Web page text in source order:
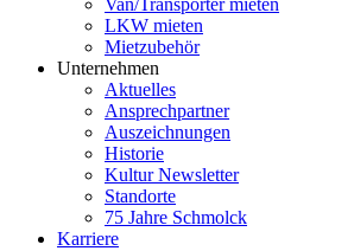
Van/Transporter mieten
LKW mieten
Mietzubehör
Unternehmen
Aktuelles
Ansprechpartner
Auszeichnungen
Historie
Kultur Newsletter
Standorte
75 Jahre Schmolck
Karriere